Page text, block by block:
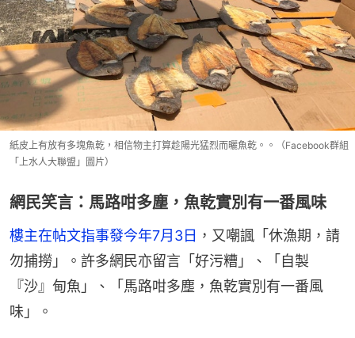
紙皮上有放有多塊魚乾，相信物主打算趁陽光猛烈而曬魚乾。。（Facebook群組
「上水人大聯盟」圖片）
網民笑言：馬路咁多塵，魚乾實別有一番風味
樓主在帖文指事發今年7月3日 ，又嘲諷「休漁期，請
勿捕撈」。許多網民亦留言「好污糟」、「自製
『沙』甸魚」、「馬路咁多塵，魚乾實別有一番風
味」。